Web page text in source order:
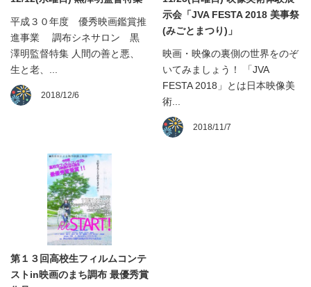
平成３０年度 優秀映画鑑賞推
進事業 調布シネサロン 黒
澤明監督特集 人間の善と悪、
生と老、...
2018/12/6
示会「JVA FESTA 2018 美事祭
(みごとまつり)」
映画・映像の裏側の世界をのぞ
いてみましょう！ 「JVA
FESTA 2018」とは日本映像美
術...
2018/11/7
第１３回高校生フィルムコンテ
ストin映画のまち調布 最優秀賞